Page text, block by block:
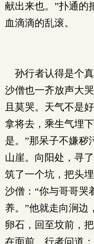
献出来也。”扑通的
血滴滴的乱滚。
孙行者认得是个真
沙僧也一齐放声大
且莫哭。天气不是
拿将去，乘生气埋
是。”那呆子不嫌秽
山崖。向阳处，寻
筑了一个坑，把头
沙僧：“你与哥哥哭
养。”他就走向涧边
卵石，回至坟前，
在面前。行者问道